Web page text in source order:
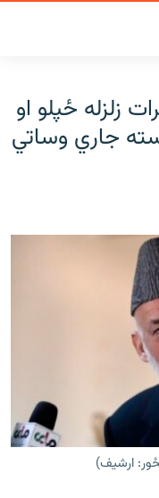
زلزله ځپلو او
جاري وساتي‌
ارشیف)